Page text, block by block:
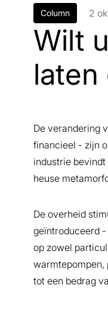
Column 2
Wilt
laten
De verandering
financieel - zijn
industrie
heuse
De overheid
geïntroduceerd
op zowel
warmtepompen,
tot een bedrag